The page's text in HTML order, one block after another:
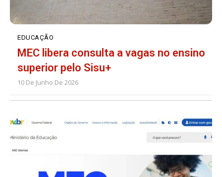
EDUCAÇÃO
MEC libera consulta a vagas no ensino
superior pelo Sisu+
10 De Junho De 2026